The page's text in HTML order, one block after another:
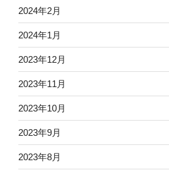
2024年2月
2024年1月
2023年12月
2023年11月
2023年10月
2023年9月
2023年8月